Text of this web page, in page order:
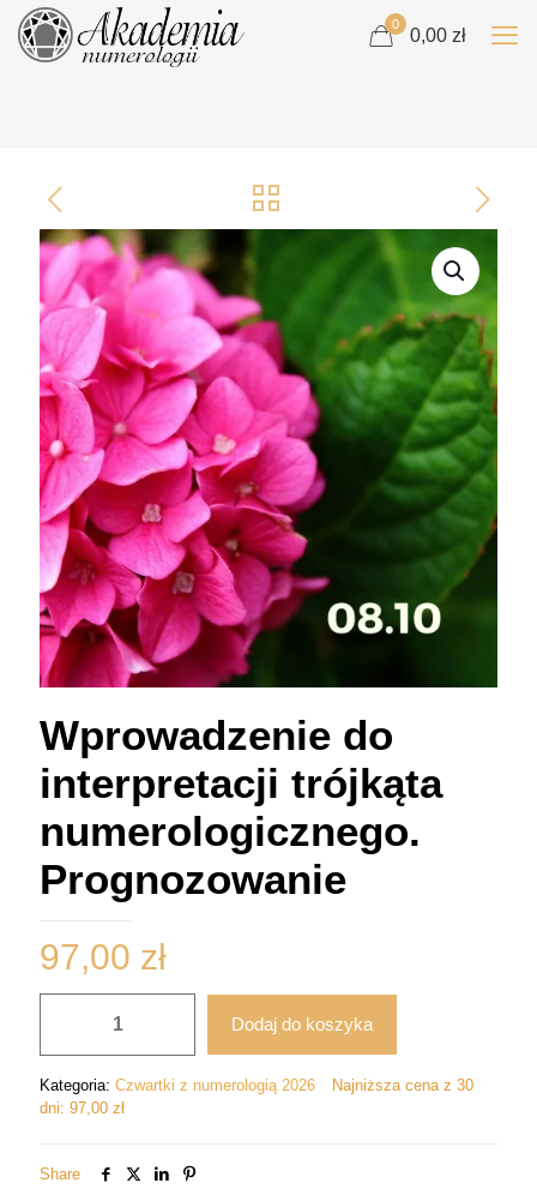
0
0,00 zł
Wprowadzenie do
interpretacji trójkąta
numerologicznego.
Prognozowanie
97,00 zł
Wprowadzenie
trójkąta
numerologicznego.
Dodaj do koszyka
Kategoria: Czwartki z numerologią 2026
Najniższa cena z 30
dni: 97,00 zł
Share